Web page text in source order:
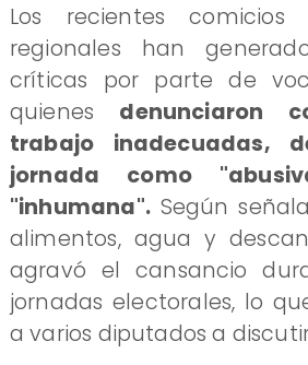
​Los recientes comicios
regionales han
críticas por parte de
quienes denunciaron
trabajo inadecuadas,
jornada como
"inhumana".Según
alimentos, agua y
agravó el cansancio
jornadas electorales, lo
a varios diputados a